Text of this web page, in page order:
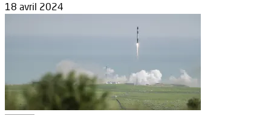
18 avril 2024